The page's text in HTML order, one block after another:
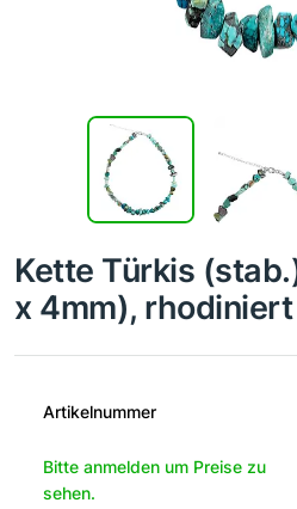
Kette Türkis
x 4mm), rhodiniert
Artikelnummer
Bitte anmelden um Preise zu
sehen.